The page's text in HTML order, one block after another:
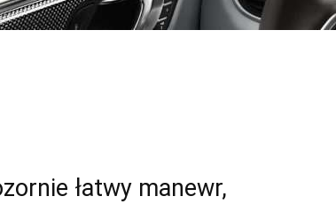
łatwy manewr,